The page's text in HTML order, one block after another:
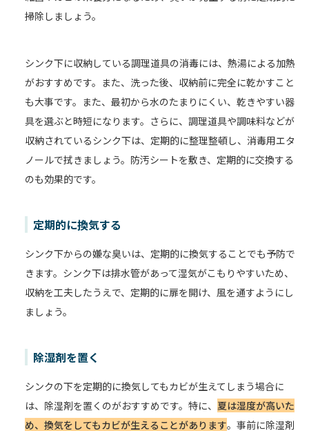
掃除しましょう。
シンク下に収納している調理道具の消毒には、熱湯による加熱
がおすすめです。また、洗った後、収納前に完全に乾かすこと
も大事です。また、最初から水のたまりにくい、乾きやすい器
具を選ぶと時短になります。さらに、調理道具や調味料などが
収納されているシンク下は、定期的に整理整頓し、消毒用エタ
ノールで拭きましょう。防汚シートを敷き、定期的に交換する
のも効果的です。
定期的に換気する
シンク下からの嫌な臭いは、定期的に換気することでも予防で
きます。シンク下は排水管があって湿気がこもりやすいため、
収納を工夫したうえで、定期的に扉を開け、風を通すようにし
ましょう。
除湿剤を置く
シンクの下を定期的に換気してもカビが生えてしまう場合に
は、除湿剤を置くのがおすすめです。特に、 夏は湿度が高いた
め、換気をしてもカビが生えることがあります。事前に除湿剤